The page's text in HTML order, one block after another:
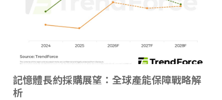
記憶體長約採購展望：全球產能保障戰略解
析